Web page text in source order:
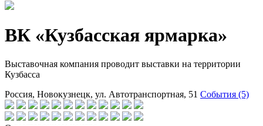
ВК «Кузбасская ярмарка»
Выставочная компания проводит выставки на территории
Кузбасса
Россия, Новокузнецк, ул. Автотранспортная, 51 События (5)